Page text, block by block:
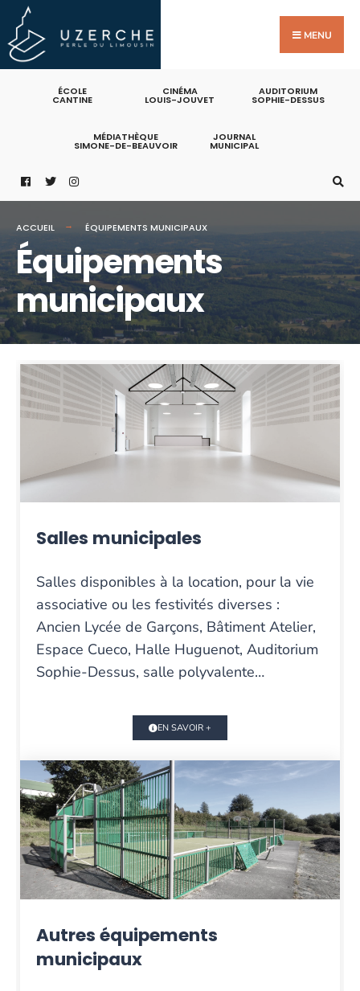
MENU
ÉCOLE
CANTINE
CINÉMA
LOUIS-JOUVET
AUDITORIUM
SOPHIE-DESSUS
MÉDIATHÈQUE
SIMONE-DE-BEAUVOIR
JOURNAL
MUNICIPAL
ACCUEIL ÉQUIPEMENTS MUNICIPAUX
Équipements
municipaux
Salles municipales
Salles disponibles à la location, pour la vie
associative ou les festivités diverses :
Ancien Lycée de Garçons, Bâtiment Atelier,
Espace Cueco, Halle Huguenot, Auditorium
Sophie-Dessus, salle polyvalente…
EN SAVOIR +
Autres équipements
municipaux